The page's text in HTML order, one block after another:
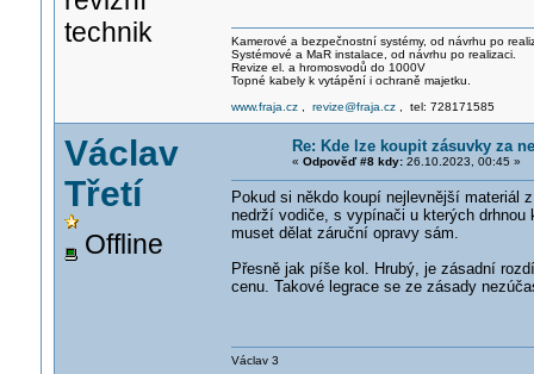
technik
Kamerové a bezpečnostní systémy, od návrhu po
Systémové a MaR instalace, od návrhu po realizaci.
Revize el. a hromosvodů do 1000V
Topné kabely k vytápění i ochraně majetku.
www.fraja.cz, revize@fraja.cz, tel: 728171585
Václav
Třetí
Offline
Re: Kde lze koupit zásuvky za
« Odpověď #8 kdy:26.10.2023, 00:45 »
Pokud si někdo koupí nejlevnější materiál
nedrží vodiče, s vypínači u kterých
muset dělat záruční opravy sám.
Přesně jak píše kol. Hrubý, je zásadní
cenu. Takové legrace se ze zásady
Václav 3